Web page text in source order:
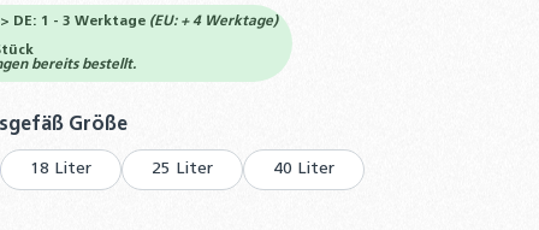
DE: 1 - 3 Werktage (EU: + 4 Werktage)
bereits bestellt.
Größeauswählen
18 Liter 25 Liter 40 Liter